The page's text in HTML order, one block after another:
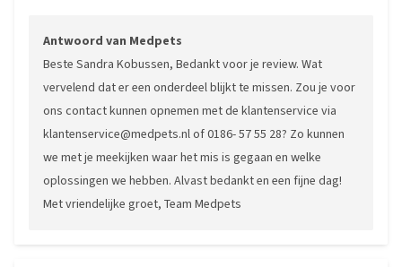
Antwoord van Medpets
Beste Sandra Kobussen, Bedankt voor je review. Wat
vervelend dat er een onderdeel blijkt te missen. Zou je voor
ons contact kunnen opnemen met de klantenservice via
klantenservice@medpets.nl of 0186- 57 55 28? Zo kunnen
we met je meekijken waar het mis is gegaan en welke
oplossingen we hebben. Alvast bedankt en een fijne dag!
Met vriendelijke groet, Team Medpets